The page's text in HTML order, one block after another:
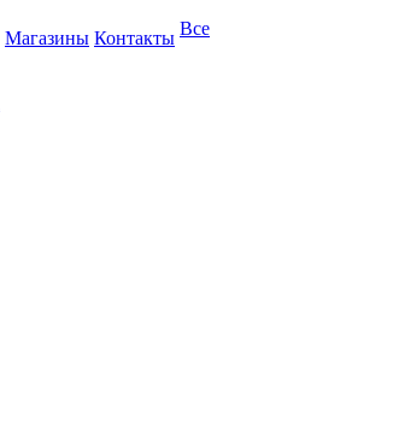
Магазины Контакты Все